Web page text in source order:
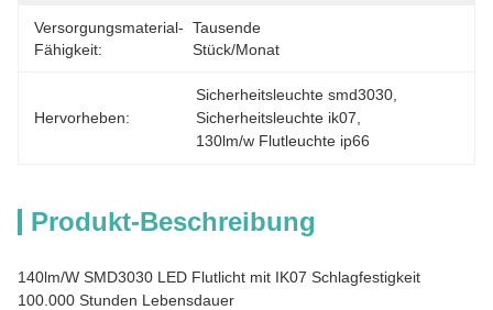
Versorgungsmaterial-
Fähigkeit:
Tausende
Stück/Monat
Hervorheben:
Sicherheitsleuchte smd3030
Sicherheitsleuchte ik07
130lm/w Flutleuchte ip66
Produkt-Beschreibung
140lm/W SMD3030 LED Flutlicht mit IK07 Schlagfestigkeit
100.000 Stunden Lebensdauer